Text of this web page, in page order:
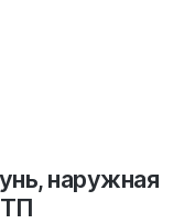
наружная